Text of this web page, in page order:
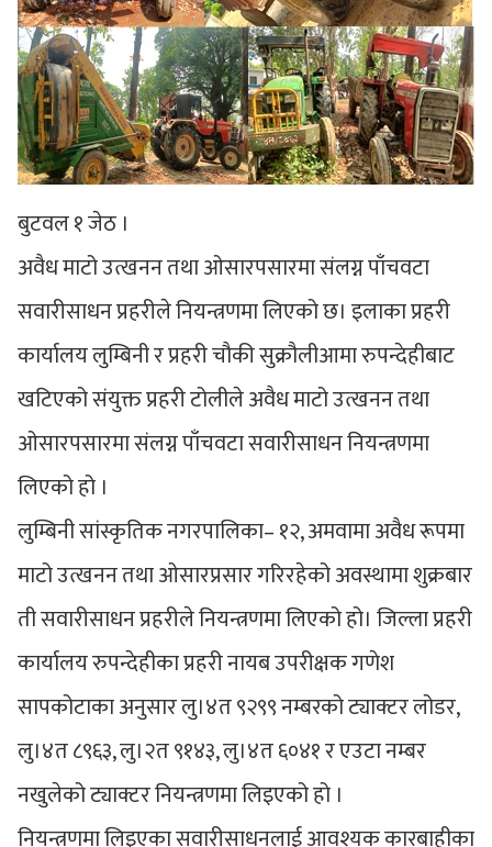
बुटवल १ जेठ ।
अवैध माटो उत्खनन तथा ओसारपसारमा संलग्न पाँचवटा
सवारीसाधन प्रहरीले नियन्त्रणमा लिएको छ। इलाका प्रहरी
कार्यालय लुम्बिनी र प्रहरी चौकी सुक्रौलीआमा रुपन्देहीबाट
खटिएको संयुक्त प्रहरी टोलीले अवैध माटो उत्खनन तथा
ओसारपसारमा संलग्न पाँचवटा सवारीसाधन नियन्त्रणमा
लिएको हो ।
लुम्बिनी सा‌ंस्कृतिक नगरपालिका– १२, अमवामा अवैध रूपमा
माटो उत्खनन तथा ओसारप्रसार गरिरहेको अवस्थामा शुक्रबार
ती सवारीसाधन प्रहरीले नियन्त्रणमा लिएको हो। जिल्ला प्रहरी
कार्यालय रुपन्देहीका प्रहरी नायब उपरीक्षक गणेश
सापकोटाका अनुसार लु।४त ९२९९ नम्बरको ट्याक्टर लोडर,
लु।४त ८९६३, लु।२त ९१४३, लु।४त ६०४१ र एउटा नम्बर
नखुलेको ट्याक्टर नियन्त्रणमा लिइएको हो ।
नियन्त्रणमा लिइएका सवारीसाधनलाई आवश्यक कारबाहीका